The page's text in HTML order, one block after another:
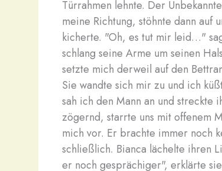
Türrahmen lehnte. Der
meine Richtung, stöhnte dann auf
kicherte. "Oh, es tut mir leid…"
schlang seine Arme um seinen
setzte mich derweil auf den
Sie wandte sich mir zu und ich
sah ich den Mann an und
zögernd, starrte uns mit offenem
mich vor. Er brachte immer noch
schließlich. Bianca lächelte ihren
er noch gesprächiger", erklärte